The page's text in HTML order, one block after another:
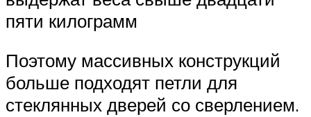
пяти килограмм
Поэтому массивных конструкций
больше подходят петли для
стеклянных дверей со сверлением.